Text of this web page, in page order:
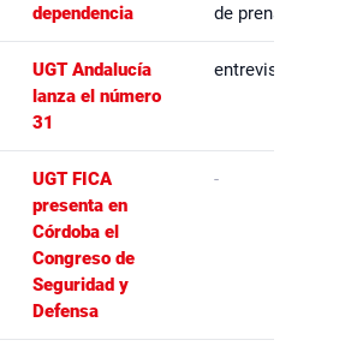
dependencia
de prensa
UGT Andalucía
lanza el número
31
entrevistas
UGT FICA
presenta en
Córdoba el
Congreso de
Seguridad y
Defensa
-